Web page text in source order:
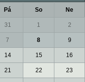
Pá So Ne
31 1 2
7 8 9
14 15 16
21 22 23